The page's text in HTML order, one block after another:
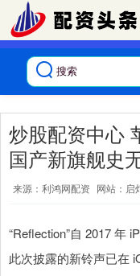
炒股配资中心
国产新旗舰史
来源：利鸿网配资 网站：启
“Reflection”自 2017 年
此次披露的新铃声已在